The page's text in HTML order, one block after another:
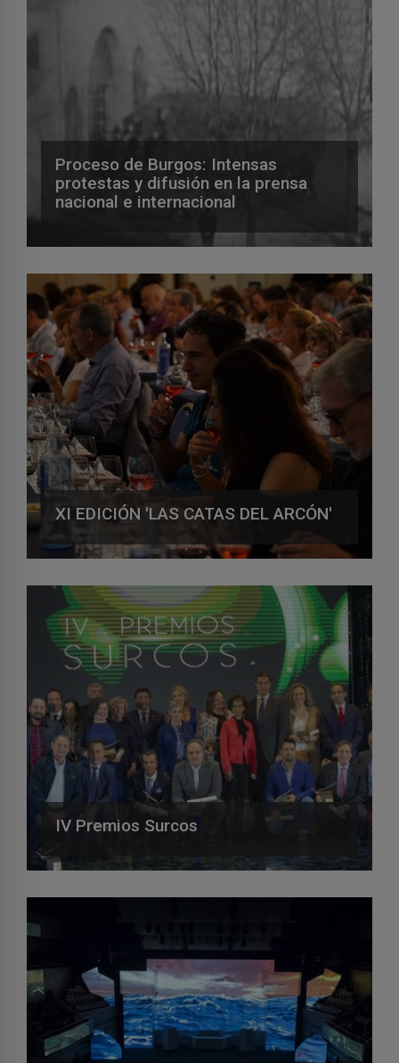
Proceso de Burgos: Intensas
protestas y difusión en la prensa
nacional e internacional
XI EDICIÓN 'LAS CATAS DEL ARCÓN'
IV Premios Surcos